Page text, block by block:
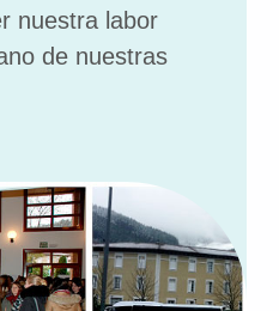
nuestra labor
de nuestras